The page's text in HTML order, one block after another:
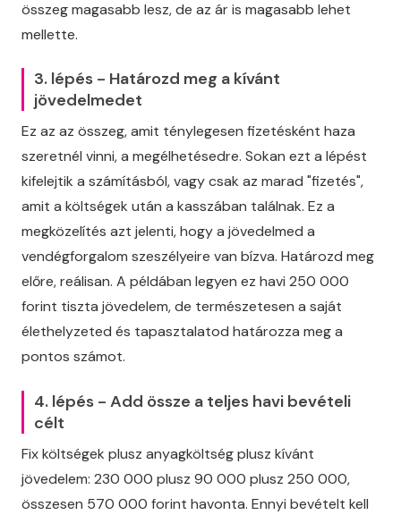
összeg magasabb lesz, de az ár is magasabb lehet
mellette.
3. lépés - Határozd meg a kívánt
jövedelmedet
Ez az az összeg, amit ténylegesen fizetésként haza
szeretnél vinni, a megélhetésedre. Sokan ezt a lépést
kifelejtik a számításból, vagy csak az marad "fizetés",
amit a költségek után a kasszában találnak. Ez a
megközelítés azt jelenti, hogy a jövedelmed a
vendégforgalom szeszélyeire van bízva. Határozd meg
előre, reálisan. A példában legyen ez havi 250 000
forint tiszta jövedelem, de természetesen a saját
élethelyzeted és tapasztalatod határozza meg a
pontos számot.
4. lépés - Add össze a teljes havi bevételi
célt
Fix költségek plusz anyagköltség plusz kívánt
jövedelem: 230 000 plusz 90 000 plusz 250 000,
összesen 570 000 forint havonta. Ennyi bevételt kell